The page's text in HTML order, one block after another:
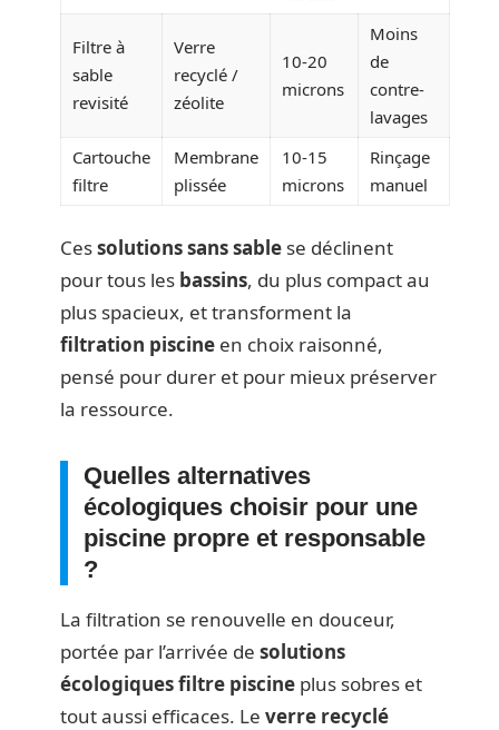
Filtre à
sable
revisité
Verre
recyclé /
zéolite
10-20
microns
Moins
de
contre-
lavages
Cartouche
filtre
Membrane
plissée
10-15
microns
Rinçage
manuel
Cessolutions sans sable se déclinent
pour tous les bassins, du plus compact au
plus spacieux, et transforment la
filtration piscine en choix raisonné,
pensé pour durer et pour mieux préserver
la ressource.
Quelles alternatives
écologiques choisir pour une
piscine propre et responsable
?
La filtration se renouvelle en douceur,
portée par l’arrivée de solutions
écologiques filtre piscine plus sobres et
tout aussi efficaces. Le verre recyclé